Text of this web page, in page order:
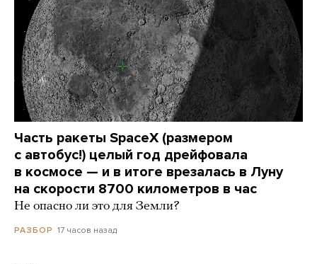
Часть ракеты SpaceX (размером
с автобус!) целый год дрейфовала
в космосе — и в итоге врезалась в Луну
на скорости 8700 километров в час
Не опасно ли это для Земли?
РАЗБОР 17 часов назад